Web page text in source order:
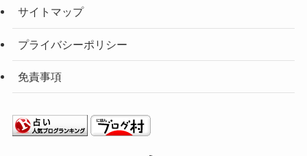
サイトマップ
プライバシーポリシー
免責事項